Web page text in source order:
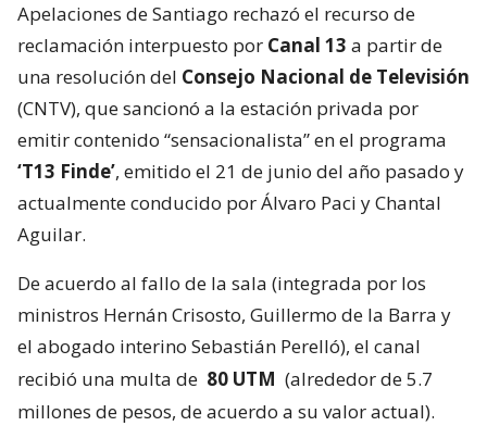
Apelaciones de Santiago rechazó el recurso de
reclamación interpuesto por Canal 13 a partir de
una resolución del Consejo Nacional de Televisión
(CNTV), que sancionó a la estación privada por
emitir contenido “sensacionalista” en el programa
‘T13 Finde’, emitido el 21 de junio del año pasado y
actualmente conducido por Álvaro Paci y Chantal
Aguilar.
De acuerdo al fallo de la sala (integrada por los
ministros Hernán Crisosto, Guillermo de la Barra y
el abogado interino Sebastián Perelló), el canal
recibió una multa de 80 UTM (alrededor de 5.7
millones de pesos, de acuerdo a su valor actual).